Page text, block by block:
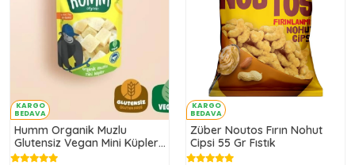
KARGO
BEDAVA
Humm Organik Muzlu
Glutensiz Vegan Mini Küpler
30 Gr
KARGO
BEDAVA
Züber Noutos Fırın Nohut
Cipsi 55 Gr Fıstık